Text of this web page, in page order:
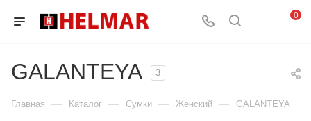
0
GALANTEYA 3
Главная — Каталог — Сумки — Женский — GALANTEYA